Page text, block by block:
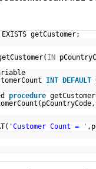
getCustomer;
IN
INT DEFAULT
procedure
'Customer Count = '